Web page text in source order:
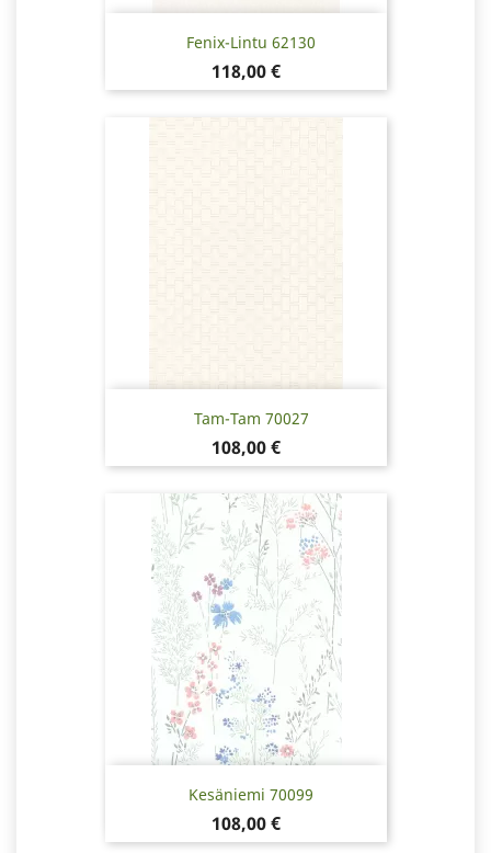
Fenix-Lintu 62130
Hinta
118,00 €
Tam-Tam 70027
Hinta
108,00 €
Kesäniemi 70099
Hinta
108,00 €